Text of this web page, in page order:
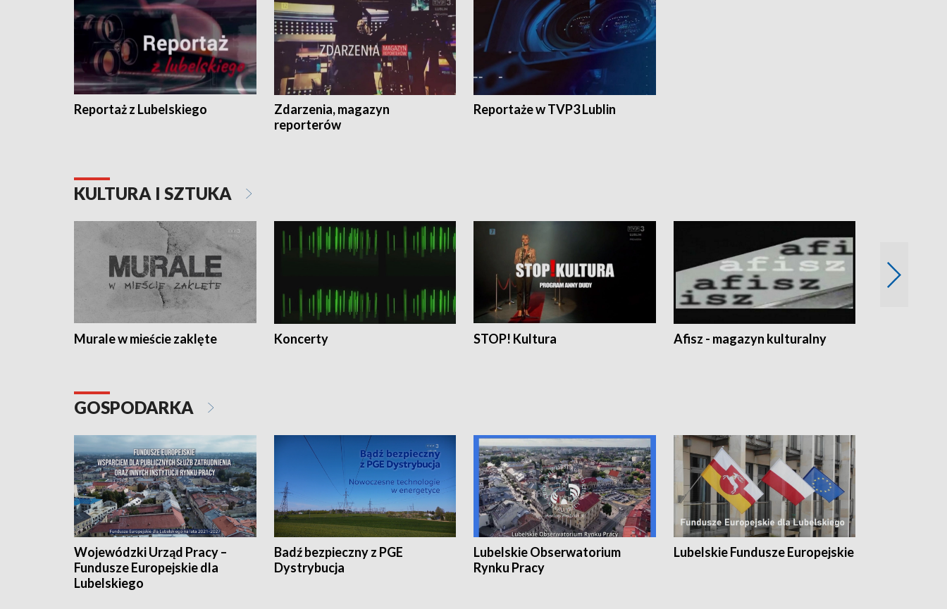
Reportaż z Lubelskiego
Zdarzenia, magazyn
reporterów
Reportaże w TVP3 Lublin
KULTURA I SZTUKA
Murale w mieście zaklęte Koncerty STOP! Kultura Afisz - magazyn kulturalny
GOSPODARKA
Wojewódzki Urząd Pracy –
Fundusze Europejskie dla
Lubelskiego
Badź bezpieczny z PGE
Dystrybucja
Lubelskie Obserwatorium
Rynku Pracy
Lubelskie Fundusze Europejskie